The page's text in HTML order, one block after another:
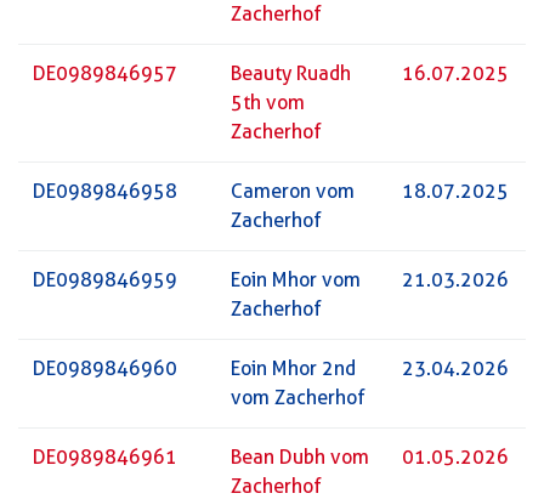
Zacherhof
DE0989846957
Beauty Ruadh
5th vom
Zacherhof
16.07.2025
DE0989846958
Cameron vom
Zacherhof
18.07.2025
DE0989846959
Eoin Mhor vom
Zacherhof
21.03.2026
DE0989846960
Eoin Mhor 2nd
vom Zacherhof
23.04.2026
DE0989846961
Bean Dubh vom
Zacherhof
01.05.2026